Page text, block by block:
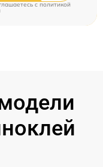
cполитикой